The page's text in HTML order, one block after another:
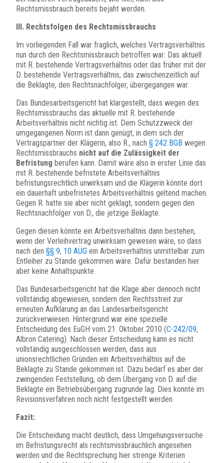
Rechtsmissbrauch bereits bejaht werden.
III. Rechtsfolgen des Rechtsmissbrauchs
Im vorliegenden Fall war fraglich, welches Vertragsverhältnis
nun durch den Rechtsmissbrauch betroffen war: Das aktuell
mit R. bestehende Vertragsverhältnis oder das früher mit der
D. bestehende Vertragsverhältnis, das zwischenzeitlich auf
die Beklagte, den Rechtsnachfolger, übergegangen war.
Das Bundesarbeitsgericht hat klargestellt, dass wegen des
Rechtsmissbrauchs das aktuelle mit R. bestehende
Arbeitsverhältnis nicht nichtig ist. Dem Schutzzweck der
umgegangenen Norm ist dann genügt, in dem sich der
Vertragspartner der Klägerin, also R., nach § 242 BGB wegen
Rechtsmissbrauchs nicht auf die Zulässigkeit der
Befristung berufen kann. Damit wäre also in erster Linie das
mit R. bestehende befristete Arbeitsverhältnis
befristungsrechtlich unwirksam und die Klägerin könnte dort
ein dauerhaft unbefristetes Arbeitsverhältnis geltend machen.
Gegen R. hatte sie aber nicht geklagt, sondern gegen den
Rechtsnachfolger von D., die jetzige Beklagte.
Gegen diesen könnte ein Arbeitsverhältnis dann bestehen,
wenn der Verleihvertrag unwirksam gewesen wäre, so dass
nach den §§ 9, 10 AÜG ein Arbeitsverhältnis unmittelbar zum
Entleiher zu Stande gekommen wäre. Dafür bestanden hier
aber keine Anhaltspunkte.
Das Bundesarbeitsgericht hat die Klage aber dennoch nicht
vollständig abgewiesen, sondern den Rechtsstreit zur
erneuten Aufklärung an das Landesarbeitsgericht
zurückverwiesen. Hintergrund war eine spezielle
Entscheidung des EuGH vom 21. Oktober 2010 (C-242/09,
Albron Catering). Nach dieser Entscheidung kann es nicht
vollständig ausgeschlossen werden, dass aus
unionsrechtlichen Gründen ein Arbeitsverhältnis auf die
Beklagte zu Stande gekommen ist. Dazu bedarf es aber der
zwingenden Feststellung, ob dem Übergang von D. auf die
Beklagte ein Betriebsübergang zugrunde lag. Dies konnte im
Revisionsverfahren noch nicht festgestellt werden.
Fazit:
Die Entscheidung macht deutlich, dass Umgehungsversuche
im Befristungsrecht als rechtsmissbräuchlich angesehen
werden und die Rechtsprechung hier strenge Kriterien